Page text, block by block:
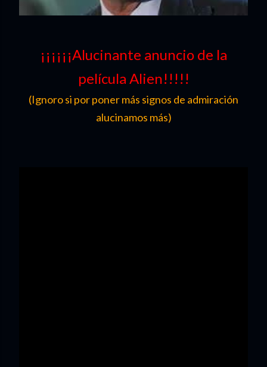
¡¡¡¡¡¡Alucinante anuncio de la
película Alien!!!!!
(Ignoro si por poner más signos de admiración
alucinamos más)